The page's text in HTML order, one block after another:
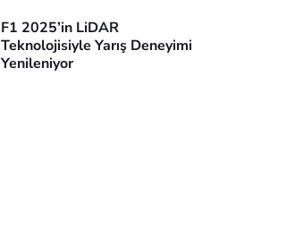
F1 2025’in LiDAR
Teknolojisiyle Yarış Deneyimi
Yenileniyor